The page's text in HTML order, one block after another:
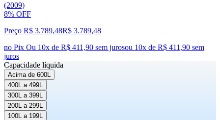
(2009)
8% OFF
Preço R$ 3.789,48R$ 3.789,48
no Pix Ou 10x de R$ 411,90 sem jurosou 10x de R$ 411,90 sem
juros
Capacidade líquida
Acima de 600L
400L a 499L
300L a 399L
200L a 299L
100L a 199L